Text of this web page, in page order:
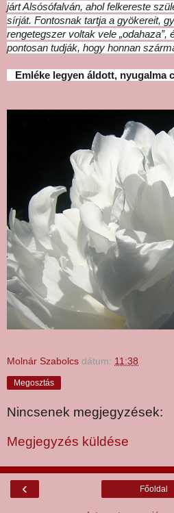
járt Alsósófalván, ahol felkereste
sírját. Fontosnak tartja a gyökereit,
rengetegszer voltak vele „odahaza”,
pontosan tudják, hogy honnan
Emléke legyen áldott, nyugalma
Molnár Szabolcs dátum: 11:38
Megosztás
Nincsenek megjegyzések:
Megjegyzés küldése
‹ Főoldal